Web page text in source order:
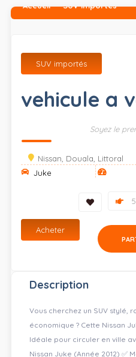
Accueil SUV importés
SUV importés
vehicule a
Soyez le
Nissan, Douala, Littoral
Juke
Acheter
Description
Vous cherchez un SUV stylé,
économique ? Cette Nissan
Idéale pour circuler en ville
Nissan Juke (Année 2012) ✅